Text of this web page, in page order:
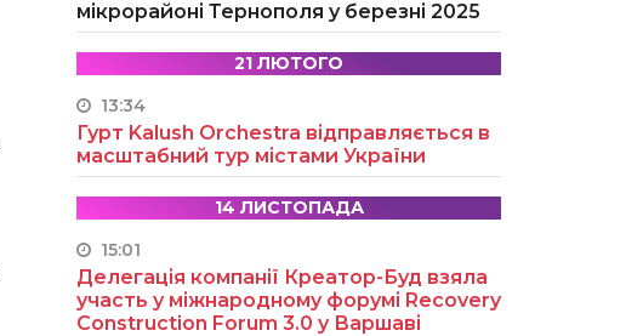
мікрорайоні Тернополя у березні 2025
21 ЛЮТОГО
13:34
Гурт Kalush Orchestra відправляється в
масштабний тур містами України
14 ЛИСТОПАДА
15:01
Делегація компанії Креатор-Буд взяла
участь у міжнародному форумі Recovery
Construction Forum 3.0 у Варшаві